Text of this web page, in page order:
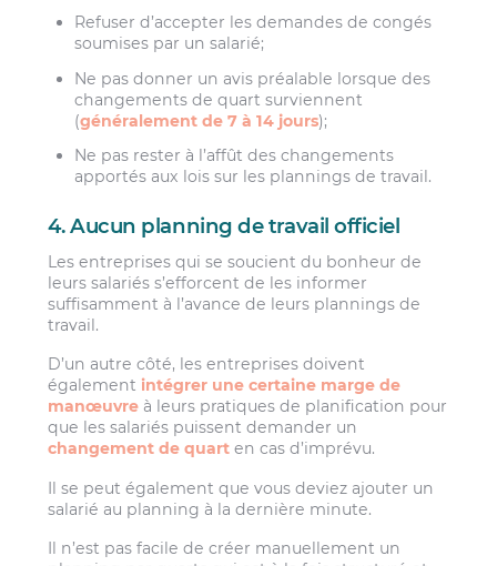
Refuser d’accepter les demandes de congés
soumises par un salarié;
Ne pas donner un avis préalable lorsque des
changements de quart surviennent
(généralement de 7 à 14 jours);
Ne pas rester à l’affût des changements
apportés aux lois sur les plannings de travail.
4. Aucun planning de travail officiel
Les entreprises qui se soucient du bonheur de
leurs salariés s’efforcent de les informer
suffisamment à l’avance de leurs plannings de
travail.
D’un autre côté, les entreprises doivent
également intégrer une certaine marge de
manœuvre à leurs pratiques de planification pour
que les salariés puissent demander un
changement de quart en cas d’imprévu.
Il se peut également que vous deviez ajouter un
salarié au planning à la dernière minute.
Il n’est pas facile de créer manuellement un